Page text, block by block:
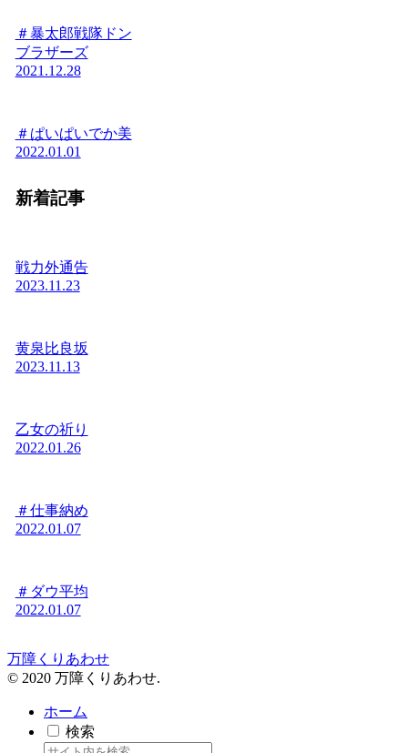
＃暴太郎戦隊ドン
ブラザーズ
2021.12.28
＃ぱいぱいでか美
2022.01.01
新着記事
戦力外通告
2023.11.23
黄泉比良坂
2023.11.13
乙女の祈り
2022.01.26
＃仕事納め
2022.01.07
＃ダウ平均
2022.01.07
万障くりあわせ
© 2020 万障くりあわせ.
ホーム
検索